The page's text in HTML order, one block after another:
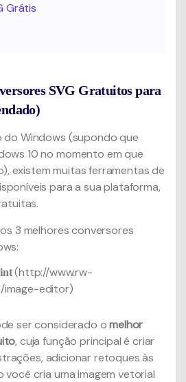
Grátis
SVG Gratuitos para
do Windows (supondo que
10 no momento em que
existem muitas ferramentas de
para a sua plataforma,
3 melhores conversores
(http://www.rw-
image-editor)
ser considerado omelhor
, cuja função principal é criar
adicionar retoques às
você cria uma imagem vetorial